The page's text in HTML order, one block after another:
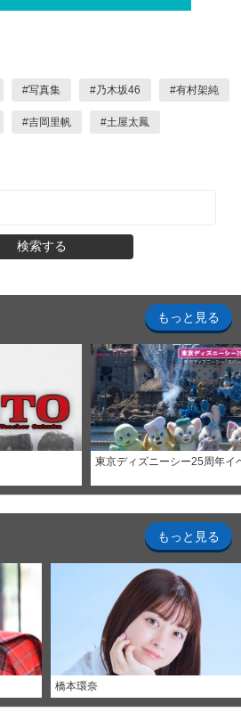
#写真集 #乃木坂46 #有村架純
#吉岡里帆 #土屋太鳳
検索する
もっと見る
東京ディズニーシー25周年イ
もっと見る
橋本環奈